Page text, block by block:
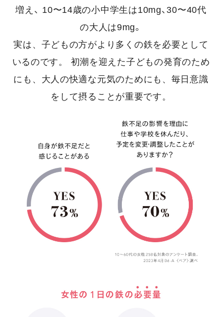
増え、 10〜14歳の小中学生は10mg、30〜40代
の大人は9mg。
実は、子どもの方がより多くの鉄を必要として
いるのです。
初潮を迎えた子どもの発育のため
にも、大人の快適な元気のためにも、毎日意識
をして摂ることが重要です。